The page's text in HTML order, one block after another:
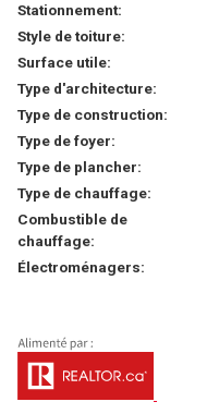
Stationnement:
Style de toiture:
Surface utile:
Type d'architecture:
Type de construction:
Type de foyer:
Type de plancher:
Type de chauffage:
Combustible de
chauffage:
Électroménagers: